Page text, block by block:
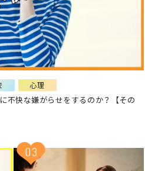
#男性
#別れ
#自分のルール
#理想と現実
のバランス
#浮気
#自己評価
#家族
#結婚
ット社会
#コミュニケーション
心理
不快な嫌がらせをするのか？【その
03